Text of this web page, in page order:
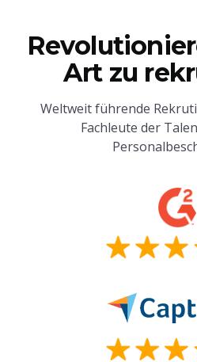
Art zu
Weltweit führende
Fachleute der